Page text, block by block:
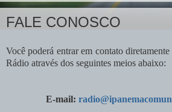
FALE CONOSCO
Você poderá entrar em contato
Rádio através dos seguintes meios abaixo:
E-mail: